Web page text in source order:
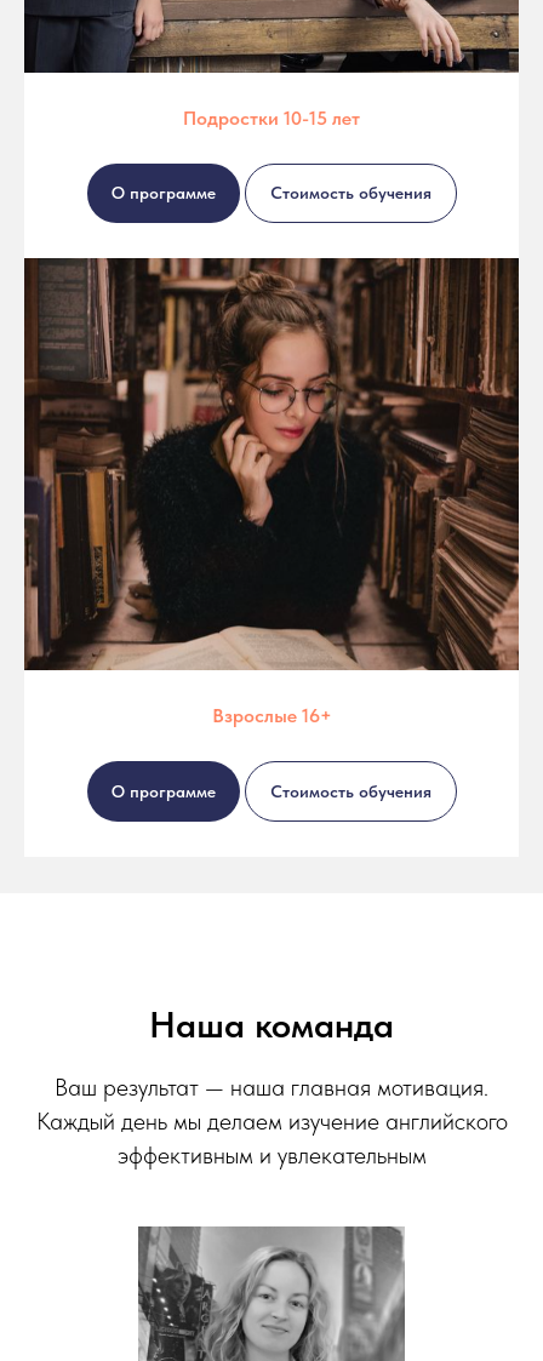
Подростки 10-15 лет
О программе Стоимость обучения
Взрослые 16+
О программе Стоимость обучения
Наша команда
Ваш результат — наша главная мотивация.
Каждый день мы делаем изучение английского
эффективным и увлекательным